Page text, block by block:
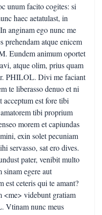
unum facito cogites: si
haec aetatulast, in
anginam ego nunc me
prehendam atque enicem
Eundem animum oportet
atque olim, prius quam
PHILOL. Divi me faciant
te liberasso denuo et ni
acceptum est fore tibi
tibi proprium
morem et capiundas
exin solet pecuniam
servasso, sat ero dives.
pater, venibit multo
egere aut
ceteris qui te amant?
videbunt gratiam
Vtinam nunc meus